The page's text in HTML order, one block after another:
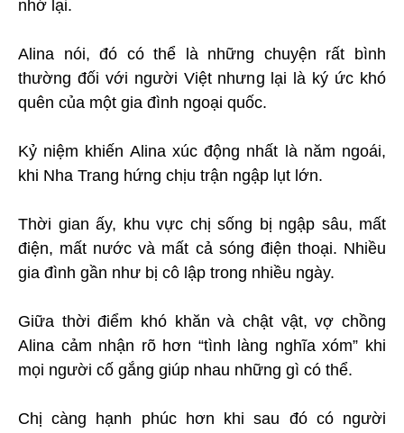
nhớ lại.
Alina nói, đó có thể là những chuyện rất bình
thường đối với người Việt nhưng lại là ký ức khó
quên của một gia đình ngoại quốc.
Kỷ niệm khiến Alina xúc động nhất là năm ngoái,
khi Nha Trang hứng chịu trận ngập lụt lớn.
Thời gian ấy, khu vực chị sống bị ngập sâu, mất
điện, mất nước và mất cả sóng điện thoại. Nhiều
gia đình gần như bị cô lập trong nhiều ngày.
Giữa thời điểm khó khăn và chật vật, vợ chồng
Alina cảm nhận rõ hơn “tình làng nghĩa xóm” khi
mọi người cố gắng giúp nhau những gì có thể.
Chị càng hạnh phúc hơn khi sau đó có người